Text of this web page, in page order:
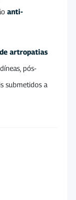
anti-
artropatias
pós-
submetidos a